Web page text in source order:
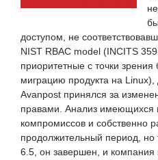
доступом, не
NIST RBAC model (INCITS
приоритетные с точки
миграцию продукта на Linux),
Avanpost принялся за
правами. Анализ имеющихся
компромиссов и собственно
продолжительный период, но
6.5, он завершен, и компания